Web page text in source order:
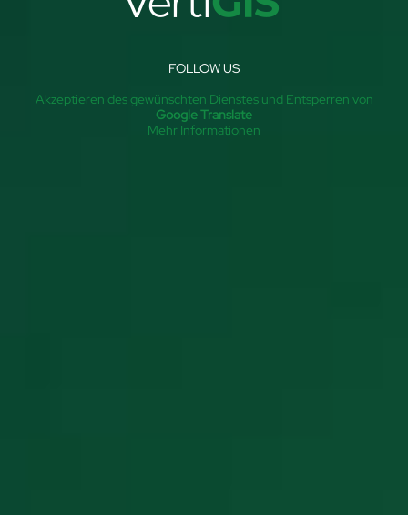
FOLLOW US
Akzeptieren des gewünschten Dienstes und Entsperren von
Google Translate
Mehr Informationen